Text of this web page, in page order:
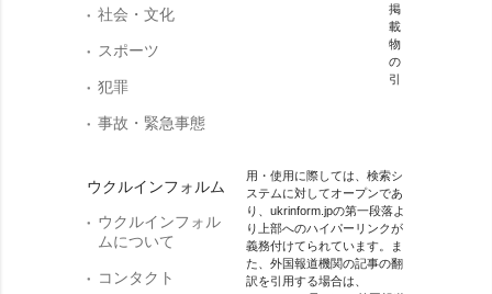
社会・文化
スポーツ
犯罪
事故・緊急事態
ウクルインフォルム
ウクルインフォル
ムについて
コンタクト
掲
載
物
の
引
用・使用に際しては、検索シ
ステムに対してオープンであ
り、ukrinform.jpの第一段落よ
り上部へのハイパーリンクが
義務付けてられています。ま
た、外国報道機関の記事の翻
訳を引用する場合は、